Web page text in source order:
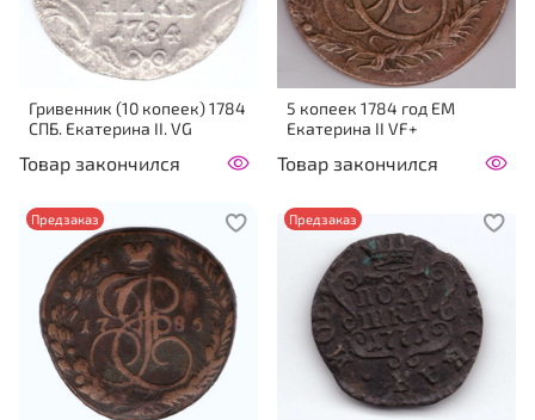
Гривенник (10 копеек) 1784
СПБ. Екатерина II. VG
Товар закончился
5 копеек 1784 год ЕМ
Екатерина II VF+
Товар закончился
Предзаказ Предзаказ